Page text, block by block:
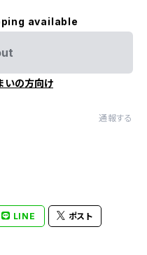
available
いの方向け
通報する
LINE ポスト